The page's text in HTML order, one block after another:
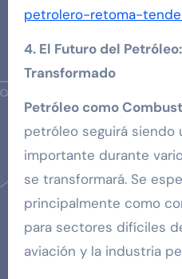
petrolero-retoma-
4. El Futuro del
Transformado
Petróleo como
petróleo seguirá siendo
importante durante
se transformará. Se
principalmente como
para sectores difíciles
aviación y la industria